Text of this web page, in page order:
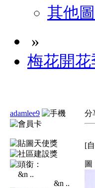
其他
»
梅花開花
adamlee9
&n ..
分
[
圖